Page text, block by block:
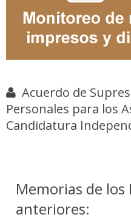
Acuerdo de
Personales para los
Candidatura
Memorias de los
anteriores: